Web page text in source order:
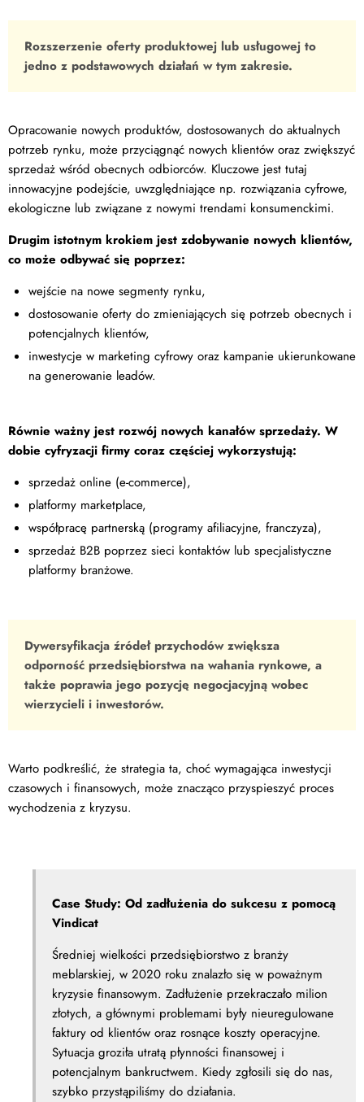
Rozszerzenie oferty produktowej lub usługowej to
jedno z podstawowych działań w tym zakresie.
Opracowanie nowych produktów, dostosowanych do aktualnych
potrzeb rynku, może przyciągnąć nowych klientów oraz zwiększyć
sprzedaż wśród obecnych odbiorców. Kluczowe jest tutaj
innowacyjne podejście, uwzględniające np. rozwiązania cyfrowe,
ekologiczne lub związane z nowymi trendami konsumenckimi.
Drugim istotnym krokiem jest zdobywanie nowych klientów,
co może odbywać się poprzez:
wejście na nowe segmenty rynku,
dostosowanie oferty do zmieniających się potrzeb obecnych i
potencjalnych klientów,
inwestycje w marketing cyfrowy oraz kampanie ukierunkowane
na generowanie leadów.
Równie ważny jest rozwój nowych kanałów sprzedaży. W
dobie cyfryzacji firmy coraz częściej wykorzystują:
sprzedaż online (e-commerce),
platformy marketplace,
współpracę partnerską (programy afiliacyjne, franczyza),
sprzedaż B2B poprzez sieci kontaktów lub specjalistyczne
platformy branżowe.
Dywersyfikacja źródeł przychodów zwiększa
odporność przedsiębiorstwa na wahania rynkowe, a
także poprawia jego pozycję negocjacyjną wobec
wierzycieli i inwestorów.
Warto podkreślić, że strategia ta, choć wymagająca inwestycji
czasowych i finansowych, może znacząco przyspieszyć proces
wychodzenia z kryzysu.
Case Study: Od zadłużenia do sukcesu z pomocą
Vindicat
Średniej wielkości przedsiębiorstwo z branży
meblarskiej, w 2020 roku znalazło się w poważnym
kryzysie finansowym. Zadłużenie przekraczało milion
złotych, a głównymi problemami były nieuregulowane
faktury od klientów oraz rosnące koszty operacyjne.
Sytuacja groziła utratą płynności finansowej i
potencjalnym bankructwem. Kiedy zgłosili się do nas,
szybko przystąpiliśmy do działania.